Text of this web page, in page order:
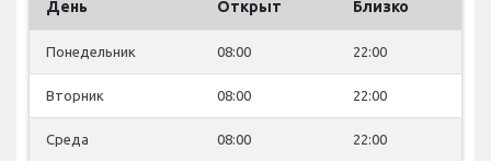
День Открыт Близко
Понедельник 08:00 22:00
Вторник 08:00 22:00
Среда 08:00 22:00